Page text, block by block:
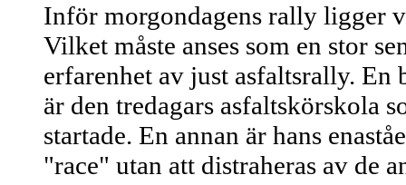
Inför morgondagens rally ligger
Vilket måste anses som en stor
erfarenhet av just asfaltsrally.
är den tredagars asfaltskörskola
startade. En annan är hans
"race" utan att distraheras av de